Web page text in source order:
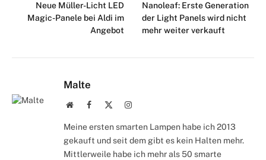
Neue Müller-Licht LED
Magic-Panele bei Aldi im
Angebot
Nanoleaf: Erste Generation
der Light Panels wird nicht
mehr weiter verkauft
Malte
WebseiteFacebook Instagram
Meine ersten smarten Lampen habe ich 2013
gekauft und seit dem gibt es kein Halten mehr.
Mittlerweile habe ich mehr als 50 smarte